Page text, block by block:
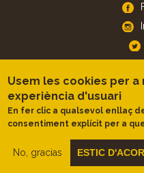
Usem les cookies per
experiència d'usuari
En fer clic a qualsevol enllaç
consentiment explícit per a
No, gracias ESTIC